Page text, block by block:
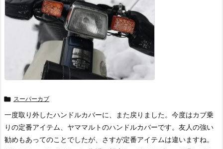
 スーパーカブ
一度取り外したハンドルカバーに、また戻りました。今度はカブ乗
りの定番アイテム、ヤママルトのハンドルカバーです。友人の強い
勧めもあってのことでしたが、さすが定番アイテムは違いますね。